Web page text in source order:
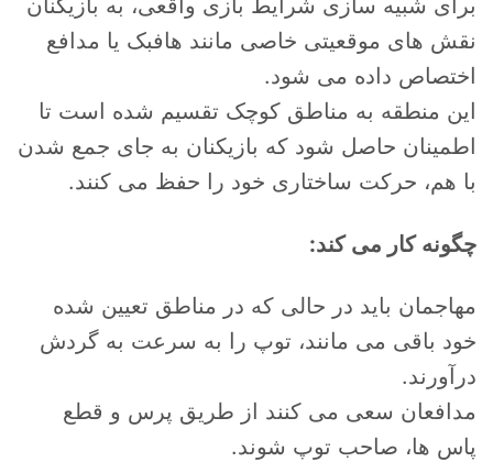
نقش های موقعیتی خاصی مانند هافبک یا مدافع
اختصاص داده می شود.
این منطقه به مناطق کوچک تقسیم شده است تا
اطمینان حاصل شود که بازیکنان به جای جمع شدن
با هم، حرکت ساختاری خود را حفظ می کنند.
چگونه کار می کند:
مهاجمان باید در حالی که در مناطق تعیین شده
خود باقی می مانند، توپ را به سرعت به گردش
درآورند.
مدافعان سعی می کنند از طریق پرس و قطع
پاس ها، صاحب توپ شوند.